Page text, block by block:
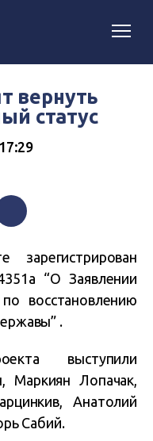
вернуть
статус
зарегистрирован
“О Заявлении
восстановлению
.
выступили
Маркиян Лопачак,
Анатолий
Сабий.